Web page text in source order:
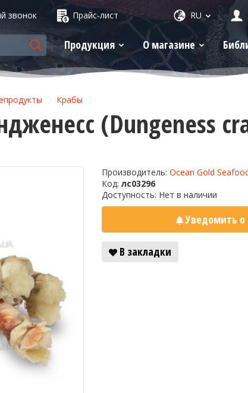
звонок Прайс-лист RU
Продукция О магазине
Крабы
(Dungeness
Производитель: Ocean Gold
Код: лс03296
Доступность: Нет в наличии
Уведомить о
В закладки